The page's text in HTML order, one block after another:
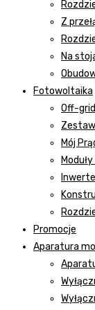
Z
Na
Fotowoltaika
Off-
Mój
Promocje
Aparatura